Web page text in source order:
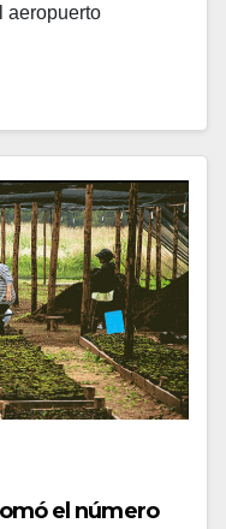
aeropuerto
el número